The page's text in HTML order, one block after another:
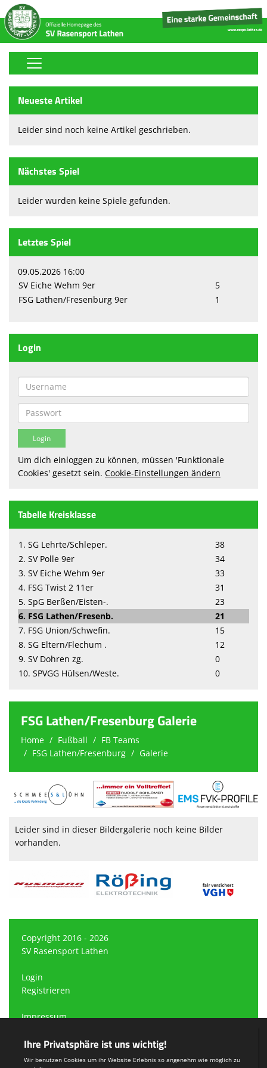
Home
Stickerfreunde-Sammelalbum
Fußball
Tischtennis
Handball
Sparten
Sponsoren
Fanshop
Anmeldung
Neueste Artikel
Leider sind noch keine Artikel geschrieben.
Nächstes Spiel
Leider wurden keine Spiele gefunden.
Letztes Spiel
09.05.2026 16:00
SV Eiche Wehm 9er
5
FSG Lathen/Fresenburg 9er
1
Login
Um dich einloggen zu können, müssen 'Funktionale
Cookies' gesetzt sein. Cookie-Einstellungen ändern
Tabelle Kreisklasse
1. SG Lehrte/Schleper.
38
2. SV Polle 9er
34
3. SV Eiche Wehm 9er
33
4. FSG Twist 2 11er
31
5. SpG Berßen/Eisten-.
23
6. FSG Lathen/Fresenb.
21
7. FSG Union/Schwefin.
15
8. SG Eltern/Flechum .
12
9. SV Dohren zg.
0
10. SPVGG Hülsen/Weste.
0
FSG Lathen/Fresenburg Galerie
Home Fußball
FB Teams
FSG Lathen/Fresenburg
Galerie
Leider sind in dieser Bildergalerie noch keine Bilder
vorhanden.
Copyright 2016 - 2026
SV Rasensport Lathen
Login
Registrieren
Impressum
Teamsports 2